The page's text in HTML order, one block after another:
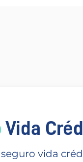
Vida
seguro vida